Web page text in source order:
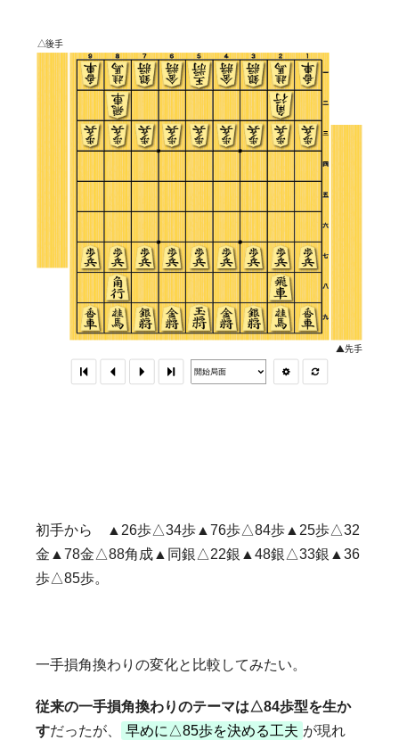
初手から ▲26歩△34歩▲76歩△84歩▲25歩△32
金▲78金△88角成▲同銀△22銀▲48銀△33銀▲36
歩△85歩。
一手損角換わりの変化と比較してみたい。
従来の一手損角換わりのテーマは△84歩型を生か
すだったが、 早めに△85歩を決める工夫 が現れ